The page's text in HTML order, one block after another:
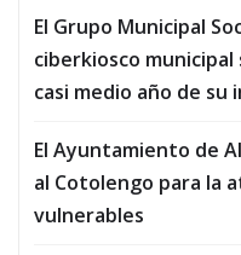
El Grupo Municipal
ciberkiosco
casi medio año de su
El Ayuntamiento de
al Cotolengo para la
vulnerables